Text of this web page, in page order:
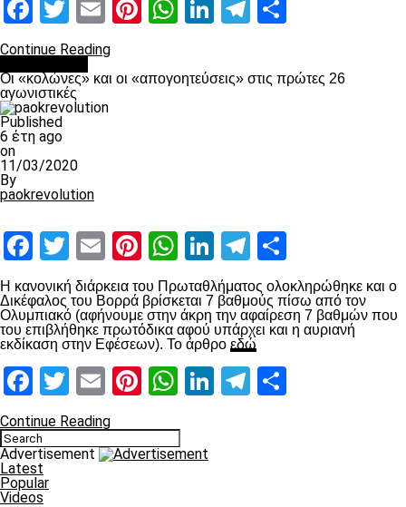
Facebook
Twitter
EmailPinterest
WhatsApp
LinkedInTelegram
Continue Reading
Οι «κολώνες» και οι «απογοητεύσεις» στις πρώτες 26
αγωνιστικές
Published
6 έτη ago
on
11/03/2020
By
paokrevolution
Facebook
Twitter
EmailPinterest
WhatsApp
LinkedIn
Telegram
Η κανονική διάρκεια του Πρωταθλήματος ολοκληρώθηκε και ο
Δικέφαλος του Βορρά βρίσκεται 7 βαθμούς πίσω από τον
Ολυμπιακό (αφήνουμε στην άκρη την αφαίρεση 7 βαθμών που
του επιβλήθηκε πρωτόδικα αφού υπάρχει και η αυριανή
εκδίκαση στην Εφέσεων). Το άρθρο εδώ
Facebook
Twitter
EmailPinterest
WhatsApp
LinkedIn
Telegram
Continue Reading
Advertisement
Latest
Popular
Videos